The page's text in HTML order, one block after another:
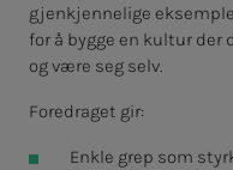
gjenkjennelige
for å bygge en kultur
og være seg selv.
Foredraget gir:
Enkle grep som